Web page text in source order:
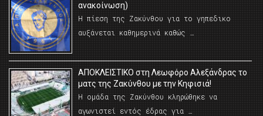
ανακοίνωση)
Η πίεση της Ζακύνθου για το γηπεδικο
αυξάνεται καθημερινά καθώς …
AΠΟΚΛΕΙΣΤΙΚΟ στη Λεωφόρο Αλεξάνδρας το
ματς της Ζακύνθου με την Κηφισιά!
Η ομάδα της Ζακύνθου κληρώθηκε να
αγωνιστεί εντός έδρας για …